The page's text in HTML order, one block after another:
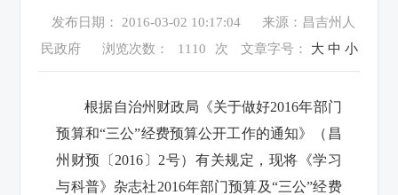
发布日期： 2016-03-02 10:17:04
来源：昌吉州人
民政府
浏览次数： 1110 次 文章字号： 大 中 小
根据自治州财政局《关于做好2016年部门
预算和“三公”经费预算公开工作的通知》（昌
州财预〔2016〕2号）有关规定，现将 《学习
与科普》杂志社2016年部门预算及“三公”经费